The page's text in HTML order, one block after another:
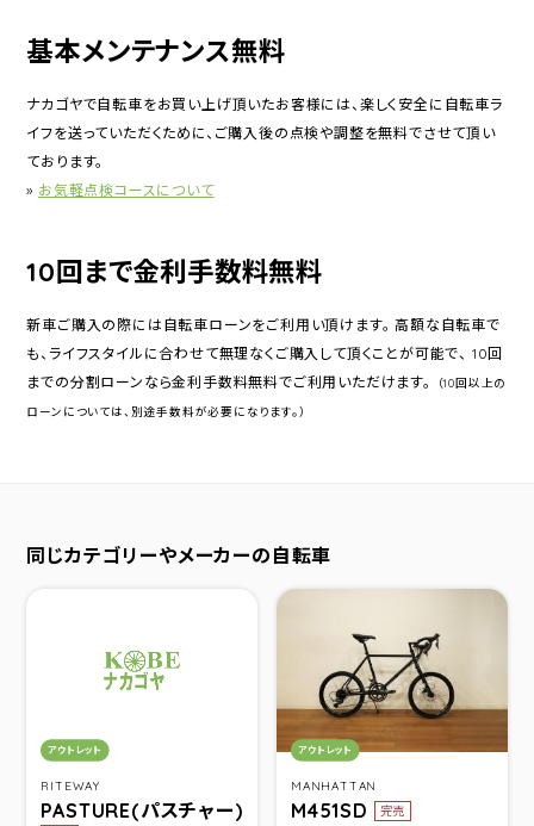
基本メンテナンス無料
ナカゴヤで自転車をお買い上げ頂いたお客様には、楽しく安全に自転車ラ
イフを送っていただくために、ご購入後の点検や調整を無料でさせて頂い
ております。
» お気軽点検コースについて
10回まで金利手数料無料
新車ご購入の際には自転車ローンをご利用い頂けます。 高額な自転車で
も、ライフスタイルに合わせて無理なくご購入して頂くことが可能で、 10回
までの分割ローンなら金利手数料無料でご利用いただけます。
（10回以上の
ローンについては、別途手数料が必要になります。）
同じカテゴリーやメーカーの自転車
RITEWAY
PASTURE(パスチャー)
カテゴリ：
アウトレット
MANHATTAN
M451SD 完売
カテゴリ：
アウトレット